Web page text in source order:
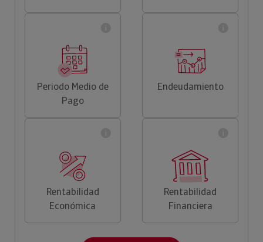
Periodo Medio de
Pago
Endeudamiento
Rentabilidad
Económica
Rentabilidad
Financiera